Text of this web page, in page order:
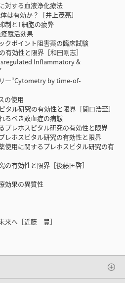
する血液浄化療法
有効か？［井上茂亮］
とT細胞の疲弊
賦活効果
ポイント阻害薬の臨床試験
効性と限界［和田剛志］
Inflammatory &
“Cytometry by time-of-
使用
ル研究の有効性と限界［関口浩至］
べき敗血症の病態
ホスピタル研究の有効性と限界
ホスピタル研究の有効性と限界
に関するプレホスピタル研究の有
効性と限界［後藤匡啓］
果の異質性
来へ［近藤 豊］